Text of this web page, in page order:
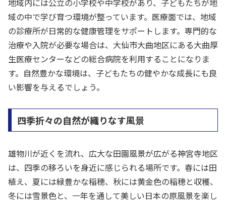
地域内には公立の小学校や中学校があり、子どもたちが地
域の中で学び育つ環境が整っています。医療面では、地域
の診療所が日常的な健康管理をサポートします。専門的な
治療や入院が必要な場合は、大仙市大曲地区にある大曲厚
生医療センターなどの総合病院を利用することになりま
す。自然豊かな環境は、子どもたちの健やかな成長にも良
い影響を与えるでしょう。
四季折々の自然が織りなす風景
雄物川が近くを流れ、広大な田園風景が広がる神宮寺地区
は、四季の移ろいを身近に感じられる場所です。春には田
植え、夏には緑豊かな稲穂、秋には黄金色の稲穂と収穫、
冬には雪景色と、一年を通して美しい日本の原風景を楽し